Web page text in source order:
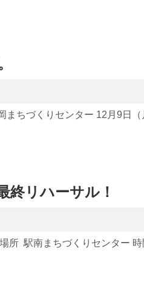
ちづくりセンター 12月9日
終リハーサル！
所 駅南まちづくりセンター